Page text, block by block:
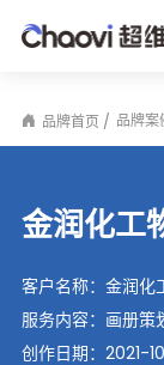
品牌首页 品牌案
金润化工
客户名称： 金润化
服务内容： 画册策
创作日期： 2021-10